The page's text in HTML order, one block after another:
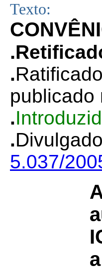
Texto:
.
.
publicado
.
.
5.037/